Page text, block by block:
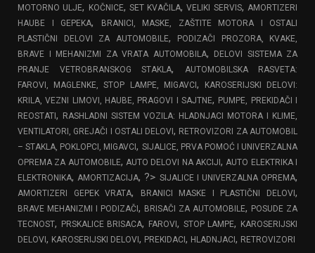
MOTORNO ULJE, KOČNICE, SET KVAČILA,VELIKI SERVIS,AMORTIZERI
HAUBE I GEPEKA,
BRANICI, MASKE, ZAŠTITE MOTORA I OSTALI
PLASTIČNI DELOVI ZA AUTOMOBILE,
PODIZAČI PROZORA, KVAKE,
BRAVE I MEHANIZMI ZA VRATA AUTOMOBILA,
DELOVI SISTEMA ZA
PRANJE VETROBRANSKOG STAKLA,
AUTOMOBILSKA RASVETA:
FAROVI, MAGLENKE, STOP LAMPE, MIGAVCI ,
KAROSERIJSKI DELOVI:
KRILA, VEZNI LIMOVI, HAUBE, PRAGOVI I SAJTNE, PUMPE, PREKIDAČI I
REOSTATI ,
RASHLADNI SISTEM VOZILA: HLADNJACI MOTORA I KLIME,
VENTILATORI, GREJAČI I OSTALI DELOVI, RETROVIZORI ZA AUTOMOBIL
– STAKLA, POKLOPCI, MIGAVCI, SIJALICE, PRVA POMOĆ I UNIVERZALNA
OPREMA ZA AUTOMOBILE,AUTO DELOVI NA AKCIJI,AUTO ELEKTRIKA I
ELEKTRONIKA,AMORTIZACIJA, ?> SIJALICE I UNIVERZALNA OPREMA,
AMORTIZERI GEPEK VRATA, BRANICI MASKE I PLASTIČNI DELOVI,
BRAVE MEHANIZMI I PODIZAČI , BRISAČI ZA AUTOMOBILE, POSUDE ZA
TECNOST, PRSKALICE BRISACA, FAROVI, STOP LAMPE,
KAROSERIJSKI
DELOVI , KAROSERIJSKI DELOVI , PREKIDACI , HLADNJACI , RETROVIZORI